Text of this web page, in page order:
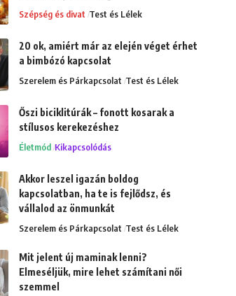
Szépség és divat Test és Lélek
20 ok, amiért már az elején véget érhet
a bimbózó kapcsolat
Szerelem és Párkapcsolat Test és Lélek
Őszi biciklitúrák – fonott kosarak a
stílusos kerekezéshez
Életmód Kikapcsolódás
Akkor leszel igazán boldog
kapcsolatban, ha te is fejlődsz, és
vállalod az önmunkát
Szerelem és Párkapcsolat Test és Lélek
Mit jelent új maminak lenni?
Elmeséljük, mire lehet számítani női
szemmel